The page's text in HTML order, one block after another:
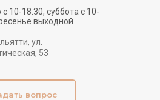
10-18.30, суббота с 10-
выходной
ул.
53
вопрос